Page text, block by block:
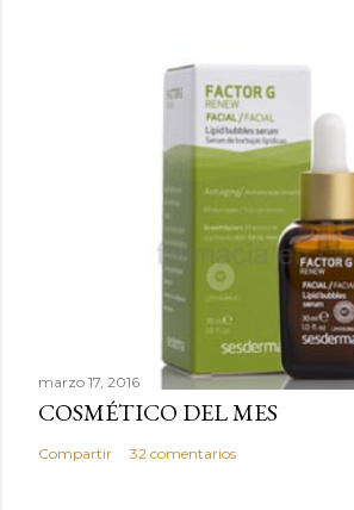
marzo 17, 2016
COSMÉTICO DEL MES
Compartir 32 comentarios